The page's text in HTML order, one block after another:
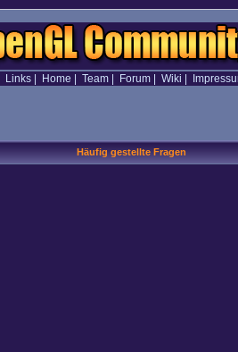
Links| Home Team| Forum| Wiki
Häufig gestellte Fragen